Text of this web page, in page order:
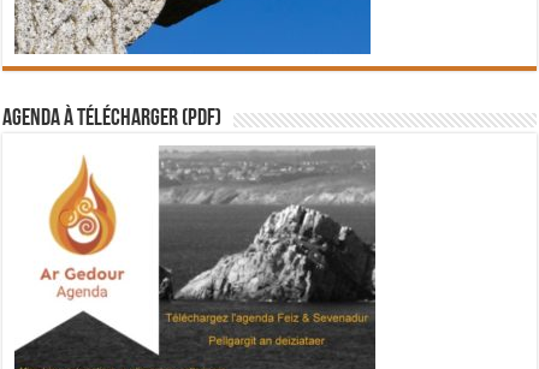
Agenda à télécharger (PDF)